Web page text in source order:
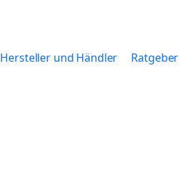
Hersteller und Händler Ratgeber